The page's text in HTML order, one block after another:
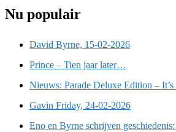
Nu populair
David Byrne, 15-02-2026
Prince – Tien jaar later…
Nieuws: Parade Deluxe Edition –
Gavin Friday, 24-02-2026
Eno en Byrne schrijven